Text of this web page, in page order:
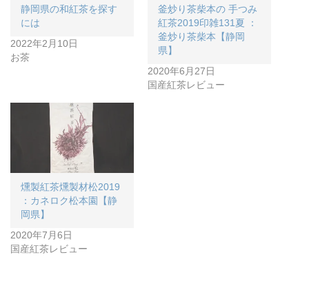
静岡県の和紅茶を探す
には
2022年2月10日
お茶
釜炒り茶柴本の 手つみ
紅茶2019印雑131夏 ：
釜炒り茶柴本【静岡
県】
2020年6月27日
国産紅茶レビュー
燻製紅茶燻製材松2019
：カネロク松本園【静
岡県】
2020年7月6日
国産紅茶レビュー